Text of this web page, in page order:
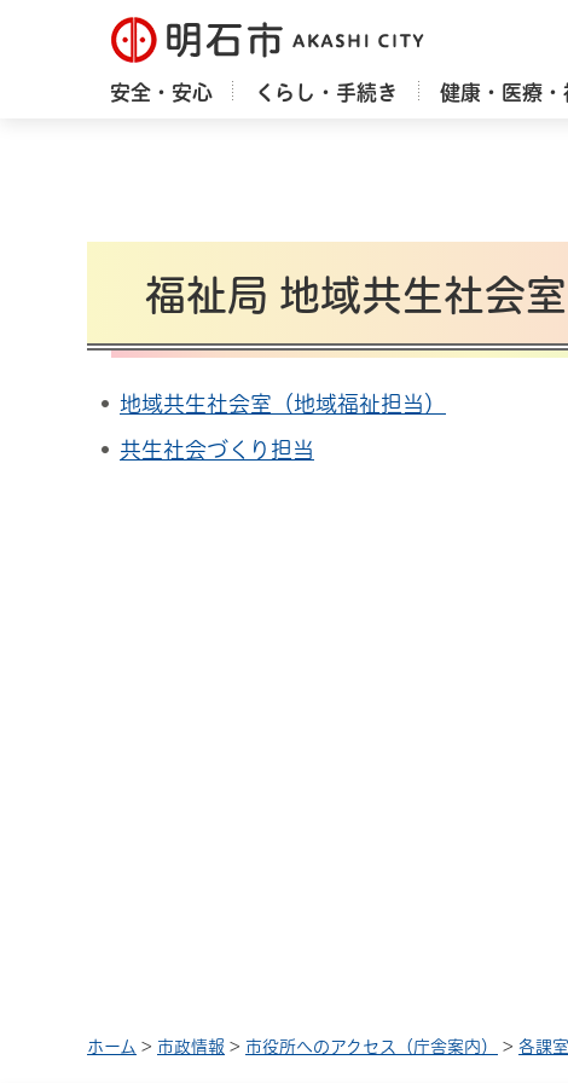
明石市
安全・安心 くらし・手続き 健康・医療・
福祉局 地域共生社会室
地域共生社会室（地域福祉担当）
共生社会づくり担当
ホーム > 市政情報 > 市役所へのアクセス（庁舎案内） > 各課